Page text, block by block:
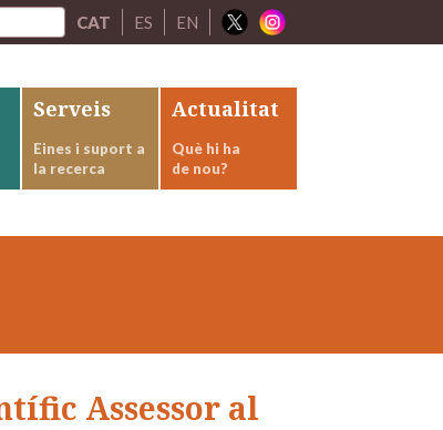
CAT ES EN
Serveis
Eines i suport a
la recerca
Actualitat
Què hi ha
de nou?
Assessor al